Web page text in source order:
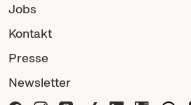
Jobs
Kontakt
Presse
Newsletter